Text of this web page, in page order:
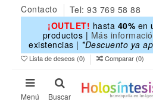
Contacto
Tel: 93 769 58 88
¡OUTLET! hasta 40% en
productos | Más
existencias | *Descuento ya
Lista de deseos (0) Comparar (0)
Menú Buscar